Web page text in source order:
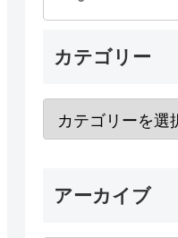
カテゴリー
アーカイブ